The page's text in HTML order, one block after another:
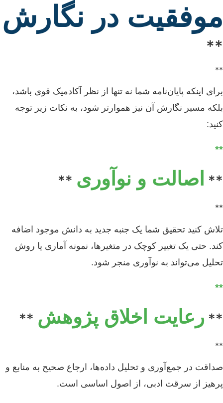
موفقیت در نگارش
**
**
برای اینکه پایان‌نامه شما نه تنها از نظر آکادمیک قوی باشد،
بلکه مسیر نگارش آن نیز هموارتر شود، به نکات زیر توجه
کنید:
**
** اصالت و نوآوری **
**
تلاش کنید تحقیق شما یک جنبه جدید به دانش موجود اضافه
کند. حتی یک تغییر کوچک در متغیرها، نمونه آماری یا روش
تحلیل می‌تواند به نوآوری منجر شود.
**
** رعایت اخلاق پژوهش **
**
صداقت در جمع‌آوری و تحلیل داده‌ها، ارجاع صحیح به منابع و
پرهیز از سرقت ادبی، از اصول اساسی است.